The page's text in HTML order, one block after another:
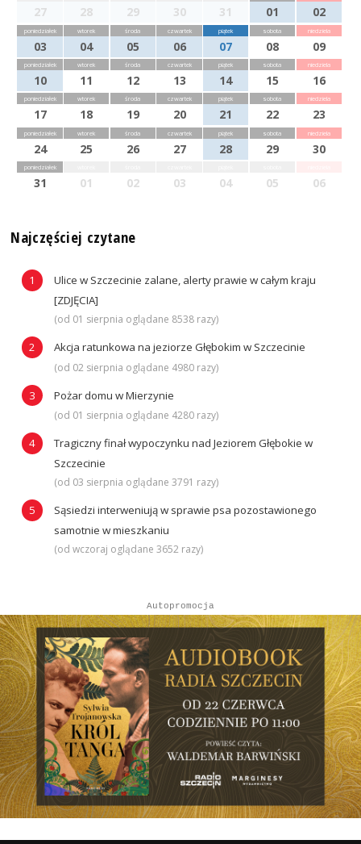
27 28 29 30 31 01 02
poniedziałek
03
wtorek
04
środa
05
czwartek
06
piątek
07
sobota
08
niedziela
09
poniedziałek
10
wtorek
11
środa
12
czwartek
13
piątek
14
sobota
15
niedziela
16
poniedziałek
17
wtorek
18
środa
19
czwartek
20
piątek
21
sobota
22
niedziela
23
poniedziałek
24
wtorek
25
środa
26
czwartek
27
piątek
28
sobota
29
niedziela
30
poniedziałek
31 01 02 03 04 05 06
Najczęściej czytane
Ulice w Szczecinie zalane, alerty prawie w całym kraju
[ZDJĘCIA]
(od 01 sierpnia oglądane 8538 razy)
Akcja ratunkowa na jeziorze Głębokim w Szczecinie
(od 02 sierpnia oglądane 4980 razy)
Pożar domu w Mierzynie
(od 01 sierpnia oglądane 4280 razy)
Tragiczny finał wypoczynku nad Jeziorem Głębokie w
Szczecinie
(od 03 sierpnia oglądane 3791 razy)
Sąsiedzi interweniują w sprawie psa pozostawionego
samotnie w mieszkaniu
(od wczoraj oglądane 3652 razy)
Autopromocja